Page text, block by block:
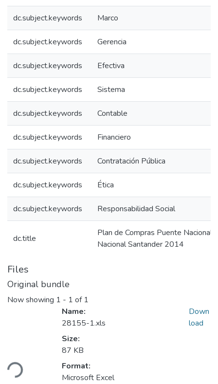
dc.subject.keywords Marco
dc.subject.keywords Gerencia
dc.subject.keywords Efectiva
dc.subject.keywords Sistema
dc.subject.keywords Contable
dc.subject.keywords Financiero
dc.subject.keywords Contratación Pública
dc.subject.keywords Ética
dc.subject.keywords Responsabilidad Social
dc.title
Plan de Compras Puente Nacional
Nacional Santander 2014
Files
Original bundle
Now showing 1 - 1 of 1
Name:
28155-1.xls
Size:
87 KB
Format:
Microsoft Excel
Down
load